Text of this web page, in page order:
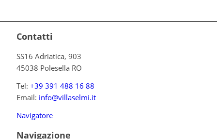
Contatti
SS16 Adriatica, 903
45038 Polesella RO
Tel: +39 391 488 16 88
Email: info@villaselmi.it
Navigatore
Navigazione